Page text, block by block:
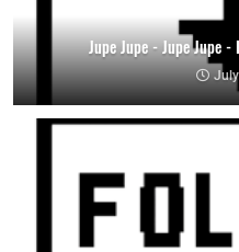
Jupe Jupe - Jupe Jupe